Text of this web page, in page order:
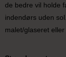
de bedre vil holde
indendørs uden
malet/glaseret